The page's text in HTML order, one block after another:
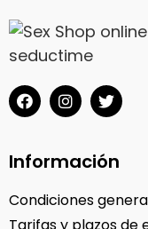
Información
Condiciones
Tarifas y plazos de